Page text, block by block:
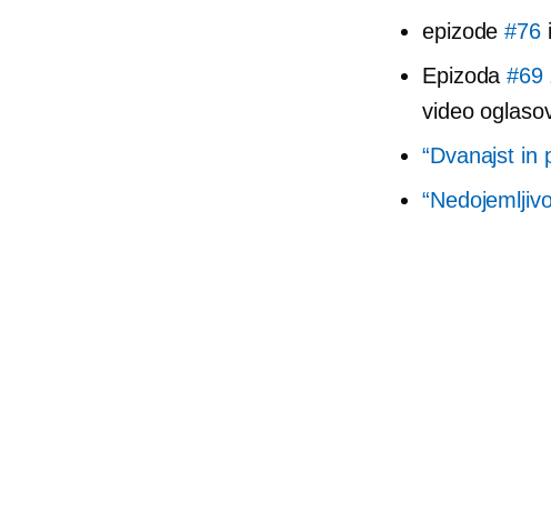
epizode#76
Epizoda#69
video
“Dvanajst in